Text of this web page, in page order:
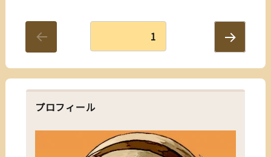
投
稿
の
固定ページ1
ージ
プロフィール